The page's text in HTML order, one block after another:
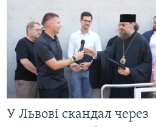
У Львові скандал через